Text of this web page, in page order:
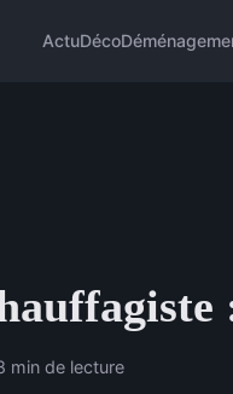
ActuDéco
min de lecture